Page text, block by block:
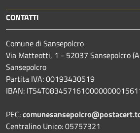
CONTATTI
Comune di Sansepolcro
Via Matteotti, 1 - 52037 Sansepolcro
Sansepolcro
Partita IVA: 00193430519
IBAN:
PEC:
Centralino Unico: 05757321